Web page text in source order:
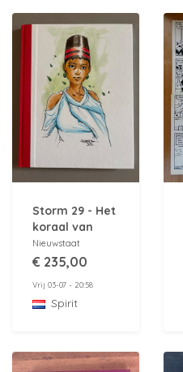
Storm 29 - Het
koraal van
Kesmee - Luxe
HC - (2016) -
tekening
Nieuwstaat
€ 235,00
Vrij 03-07 - 20:58
Spirit